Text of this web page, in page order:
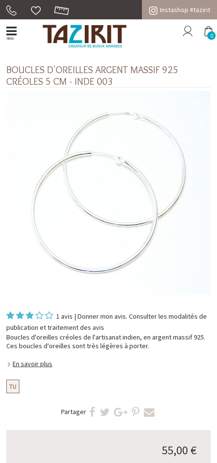
Instashop #tazirit
MENU 0
BOUCLES D'OREILLES ARGENT MASSIF 925
CRÉOLES 5 CM - INDE 003
1 avis |Donner mon avis. Consulter lesmodalités de
publication et traitement des avis
Boucles d'oreilles créoles de l'artisanat indien, en argent massif 925.
Ces boucles d'oreilles sont très légères à porter.
En savoir plus
TU
Partager
55,00 €